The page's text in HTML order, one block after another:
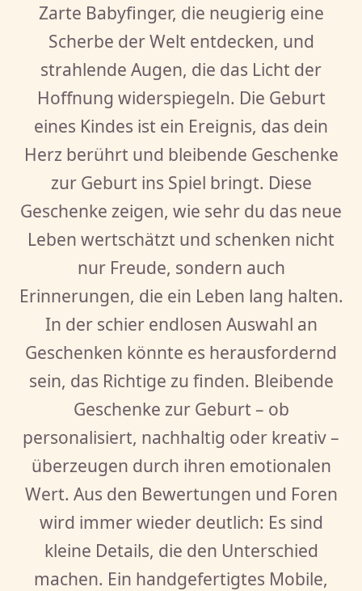
Zarte Babyfinger, die neugierig eine
Scherbe der Welt entdecken, und
strahlende Augen, die das Licht der
Hoffnung widerspiegeln. Die Geburt
eines Kindes ist ein Ereignis, das dein
Herz berührt und bleibende Geschenke
zur Geburt ins Spiel bringt. Diese
Geschenke zeigen, wie sehr du das neue
Leben wertschätzt und schenken nicht
nur Freude, sondern auch
Erinnerungen, die ein Leben lang halten.
In der schier endlosen Auswahl an
Geschenken könnte es herausfordernd
sein, das Richtige zu finden. Bleibende
Geschenke zur Geburt – ob
personalisiert, nachhaltig oder kreativ –
überzeugen durch ihren emotionalen
Wert. Aus den Bewertungen und Foren
wird immer wieder deutlich: Es sind
kleine Details, die den Unterschied
machen. Ein handgefertigtes Mobile,